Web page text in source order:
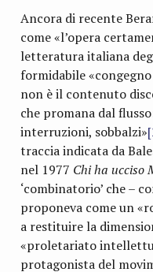
Ancora di recente
come «l’opera
letteratura italiana
formidabile
non è il contenuto
che promana dal
interruzioni, sobbalzi»
traccia indicata da
nel 1977 Chi ha ucciso
‘combinatorio’ che –
proponeva come un
a restituire la
«proletariato
protagonista del